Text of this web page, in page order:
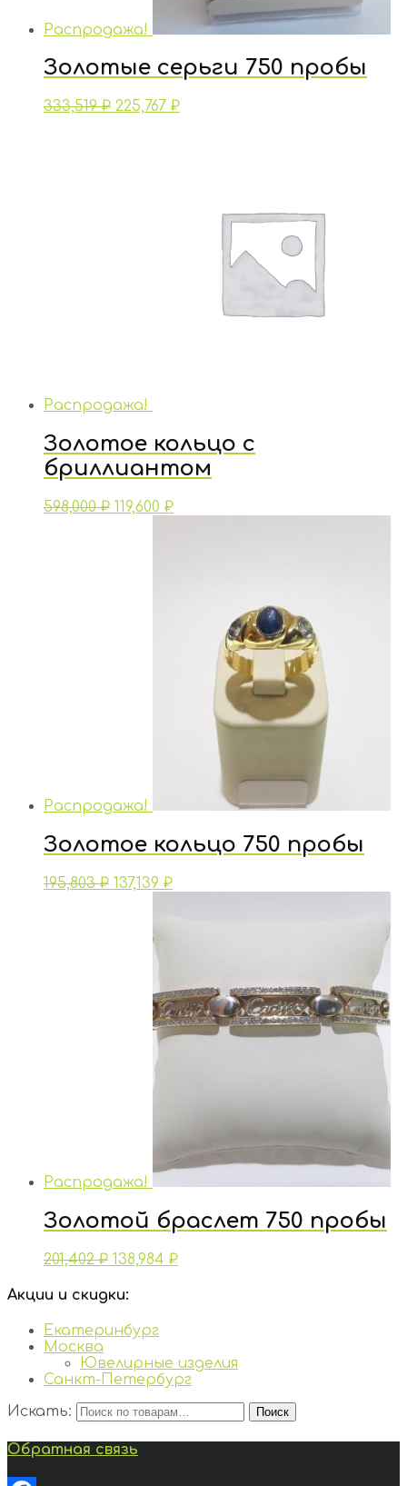
Распродажа!
Золотые серьги 750 пробы
333,519₽ 225,767 ₽
Распродажа!
Золотое кольцо с
бриллиантом
598,000₽ 119,600 ₽
Распродажа!
Золотое кольцо 750 пробы
195,803₽ 137,139 ₽
Распродажа!
Золотой браслет 750 пробы
201,402₽ 138,984 ₽
Акции и скидки:
Екатеринбург
Москва
Ювелирные изделия
Санкт-Петербург
Искать:
Поиск
Обратная связь